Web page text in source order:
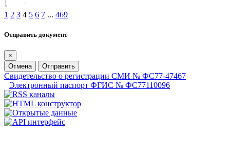
1 2 3 4 5 6 7 ... 469
Отправить документ
×
Отмена
Отправить
Свидетельство о регистрации СМИ № ФС77-47467
Электронный паспорт ФГИС № ФС77110096